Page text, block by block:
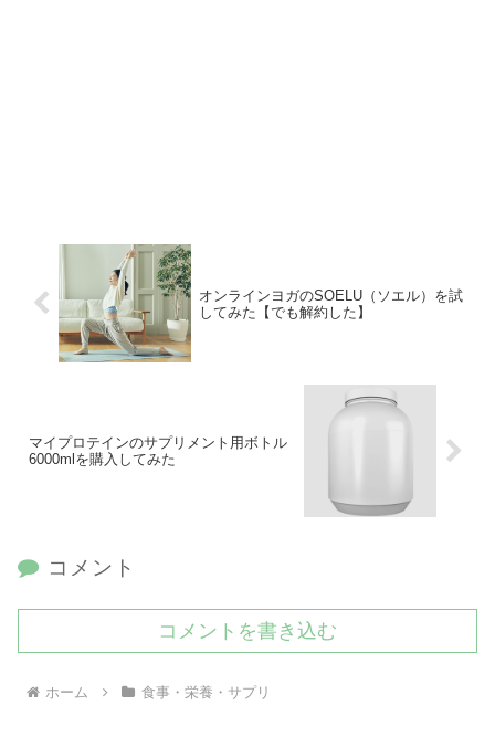
オンラインヨガのSOELU（ソエル）を試
してみた【でも解約した】
マイプロテインのサプリメント用ボトル
6000mlを購入してみた
コメント
コメントを書き込む
ホーム 食事・栄養・サプリ